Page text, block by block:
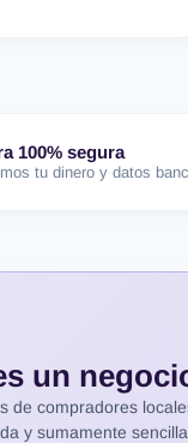
100% segura
tu dinero y datos
un
de compradores
y sumamente